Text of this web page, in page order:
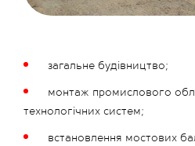
загальне будівництво;
монтаж промислового
технологічних систем;
встановлення мостових